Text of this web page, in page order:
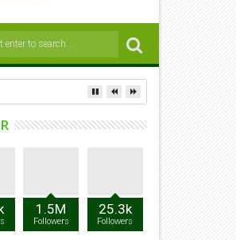
1.5M
Followers
25.3k
Followers